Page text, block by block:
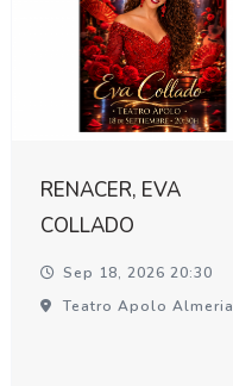
RENACER, EVA
COLLADO
Sep 18, 2026 20:30
Teatro Apolo Almeria